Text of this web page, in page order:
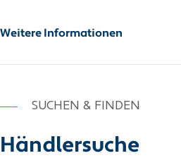
Weitere Informationen
SUCHEN & FINDEN
Händlersuche